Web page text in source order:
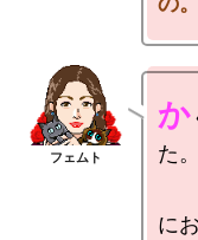
か
た。
に